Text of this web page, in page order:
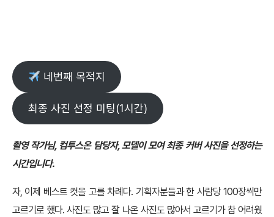
네번째 목적지
최종 사진 선정 미팅(1시간)
촬영 작가님, 컴투스온 담당자, 모델이 모여 최종 커버 사진을 선정하는
시간입니다.
자, 이제 베스트 컷을 고를 차례다. 기획자분들과 한 사람당 100장씩만
고르기로 했다. 사진도 많고 잘 나온 사진도 많아서 고르기가 참 어려웠